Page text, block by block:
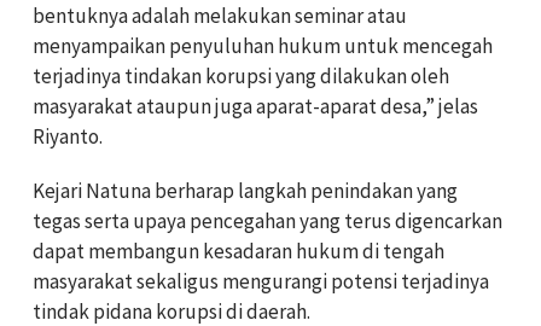
bentuknya adalah melakukan seminar atau
menyampaikan penyuluhan hukum untuk mencegah
terjadinya tindakan korupsi yang dilakukan oleh
masyarakat ataupun juga aparat-aparat desa,” jelas
Riyanto.
Kejari Natuna berharap langkah penindakan yang
tegas serta upaya pencegahan yang terus digencarkan
dapat membangun kesadaran hukum di tengah
masyarakat sekaligus mengurangi potensi terjadinya
tindak pidana korupsi di daerah.